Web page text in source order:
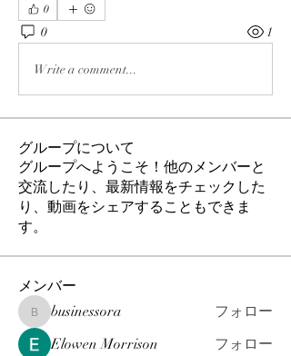
0
0 1
Write a comment...
グループについて
グループへようこそ！他のメンバーと
交流したり、最新情報をチェックした
り、動画をシェアすることもできま
す。
メンバー
businessora
businessora
フォロー
Elowen Morrison
フォロー